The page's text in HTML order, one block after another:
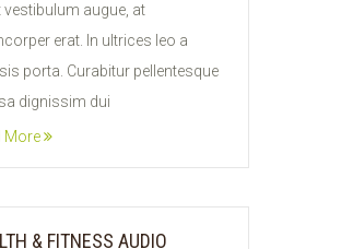
vestibulum augue, at
erat. In ultrices leo a
porta. Curabitur pellentesque
dignissim dui
More
& FITNESS AUDIO